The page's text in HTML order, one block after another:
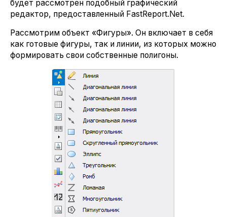
будет рассмотрен подобный графический
редактор, предоставленный FastReport.Net.
Рассмотрим объект «Фигуры». Он включает в себя
как готовые фигуры, так и линии, из которых можно
формировать свои собственные полигоны.